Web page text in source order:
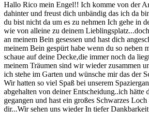
Hallo Rico mein Engel!! Ich komme von der
dahinter und freust dich unbändig das ich da
du bist nicht da um es zu nehmen Ich gehe in
wie von alleine zu deinem
an meinem Bein gesessen und hast dich
meinem Bein gespürt habe wenn du so neben
schaue auf deine Decke,die immer noch da
meinem Träumen sind wir wieder zusammen
ich stehe im Garten und wünsche mir das der
Wir hatten so viel Spaß bei unserem
abgehalten von deiner Entscheidung..ich
gegangen und hast ein großes Schwarzes
dir...Wir sehen uns wieder In tiefer